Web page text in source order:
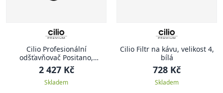
Cilio Profesionální
odšťavňovač Positano,
stříbrná
2 427 Kč
Skladem
Cilio Filtr na kávu, velikost 4,
bílá
728 Kč
Skladem